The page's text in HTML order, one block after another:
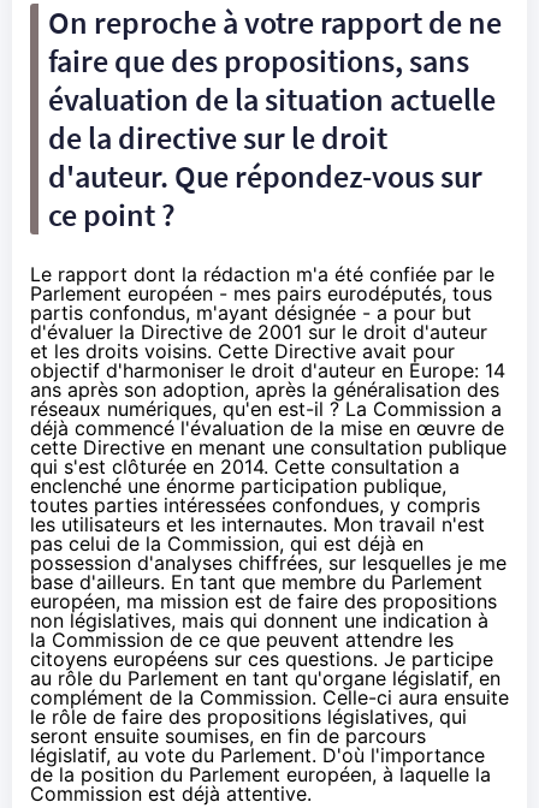
On reprocheà votre rapport de ne
faire que des propositions, sans
évaluation de la situation actuelle
de la directive sur le droit
d'auteur. Que répondez-vous sur
ce point ?
Le rapport dont la rédaction m'a été confiée par le
Parlement européen - mes pairs eurodéputés, tous
partis confondus, m'ayant désignée - a pour but
d'évaluer la Directive de 2001 sur le droit d'auteur
et les droits voisins. Cette Directive avait pour
objectif d'harmoniser le droit d'auteur en Europe: 14
ans après son adoption, après la généralisation des
réseaux numériques, qu'en est-il ? La Commission a
déjà commencé l'évaluation de la mise en œuvre de
cette Directive en menant une consultation publique
qui s'est clôturée en 2014. Cette consultation a
enclenché une énorme participation publique,
toutes parties intéressées confondues, y compris
les utilisateurs et les internautes. Mon travail n'est
pas celui de la Commission, qui est déjà en
possession d'analyses chiffrées, sur lesquelles je me
base d'ailleurs. En tant que membre du Parlement
européen, ma mission est de faire des propositions
non législatives, mais qui donnent une indication à
la Commission de ce que peuvent attendre les
citoyens européens sur ces questions. Je participe
au rôle du Parlement en tant qu'organe législatif, en
complément de la Commission. Celle-ci aura ensuite
le rôle de faire des propositions législatives, qui
seront ensuite soumises, en fin de parcours
législatif, au vote du Parlement. D'où l'importance
de la position du Parlement européen, à laquelle la
Commission est déjà attentive.